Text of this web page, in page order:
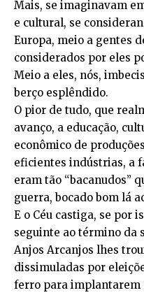
Mais, se imaginavam
e cultural, se
Europa, meio a gentes
considerados por eles
Meio a eles, nós,
berço esplêndido.
O pior de tudo, que
avanço, a educação,
econômico de
eficientes indústrias, a
eram tão “bacanudos”
guerra, bocado bom lá
E o Céu castiga, se por
seguinte ao término da
Anjos Arcanjos lhes
dissimuladas por
ferro para implantarem